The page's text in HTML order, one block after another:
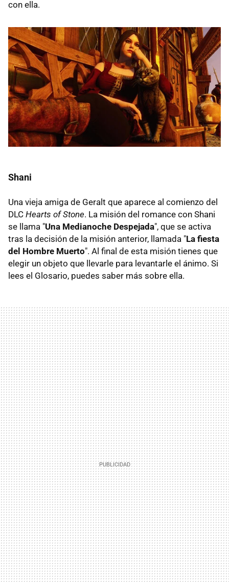
con ella.
Shani
Una vieja amiga de Geralt que aparece al comienzo del
DLC Hearts of Stone. La misión del romance con Shani
se llama "Una Medianoche Despejada", que se activa
tras la decisión de la misión anterior, llamada "La fiesta
del Hombre Muerto". Al final de esta misión tienes que
elegir un objeto que llevarle para levantarle el ánimo. Si
lees el Glosario, puedes saber más sobre ella.